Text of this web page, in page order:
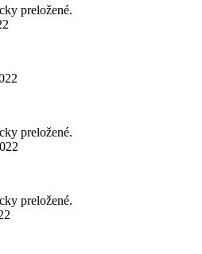
preložené.
preložené.
preložené.